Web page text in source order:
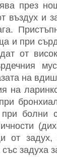
през
въздух и
и при
от
на
на
болни с
от
със задуха